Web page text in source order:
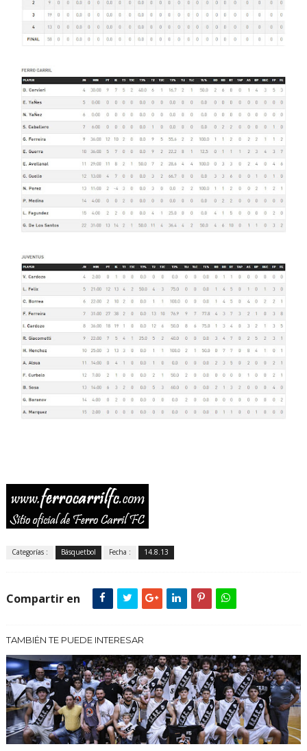
Categorías : Básquetbol Fecha : 14.8.13
Compartir en
TAMBIÉN TE PUEDE INTERESAR